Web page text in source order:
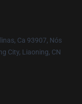
Ca 93907, Nós
City, Liaoning, CN